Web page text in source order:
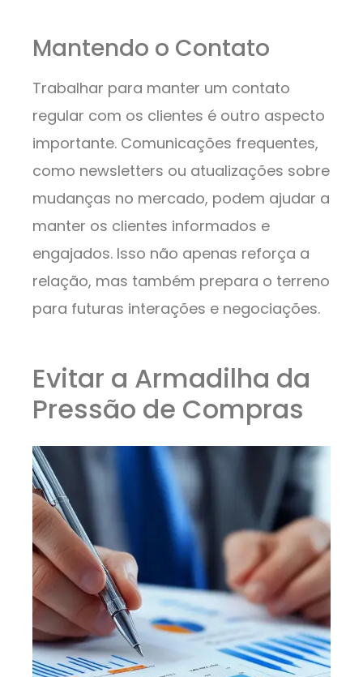
Mantendo o Contato
Trabalhar para manter um contato
regular com os clientes é outro aspecto
importante. Comunicações frequentes,
como newsletters ou atualizações sobre
mudanças no mercado, podem ajudar a
manter os clientes informados e
engajados. Isso não apenas reforça a
relação, mas também prepara o terreno
para futuras interações e negociações.
Evitar a Armadilha da
Pressão de Compras